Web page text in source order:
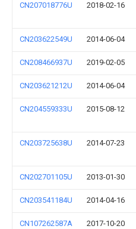
CN207018776U 2018-02-16
CN203622549U 2014-06-04
CN208466937U 2019-02-05
CN203621212U 2014-06-04
CN204559333U 2015-08-12
CN203725638U 2014-07-23
CN202701105U 2013-01-30
CN203541184U 2014-04-16
CN107262587A 2017-10-20